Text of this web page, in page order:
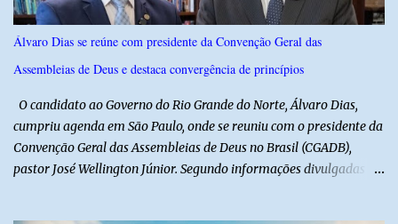
e o belíssimo espetáculo "Mulheres do Cangaço: o Fiar da
Resistência", do Alto em Cena. Para fechar a noite com muitas
gargalhadas e descontração, o humorista Titela do Ceará garantiu
a alegria de todos. E o melhor de tudo é que a festa continua com
mais dois dias de muita animação, reafirmando o sucesso ...
Álvaro Dias se reúne com presidente da Convenção Geral das
Assembleias de Deus e destaca convergência de princípios
O candidato ao Governo do Rio Grande do Norte, Álvaro Dias,
cumpriu agenda em São Paulo, onde se reuniu com o presidente da
Convenção Geral das Assembleias de Deus no Brasil (CGADB),
pastor José Wellington Júnior. Segundo informações divulgadas